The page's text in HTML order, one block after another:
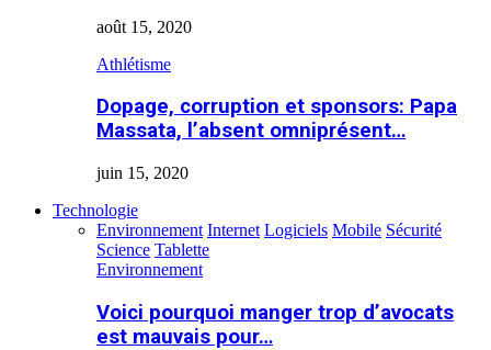
août 15, 2020
Athlétisme
Dopage, corruption et sponsors: Papa
Massata, l’absent omniprésent…
juin 15, 2020
Technologie
Environnement Internet Logiciels Mobile Sécurité
Science Tablette
Environnement
Voici pourquoi manger trop d’avocats
est mauvais pour…